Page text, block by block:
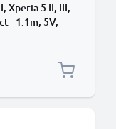
Xperia 5 II, III,
- 1.1m, 5V,